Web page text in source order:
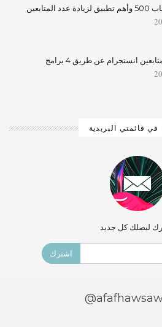
انستجرام عن طريق 4 برامج
قائمتي البريدية
ليصلك كل جديد
اشترك